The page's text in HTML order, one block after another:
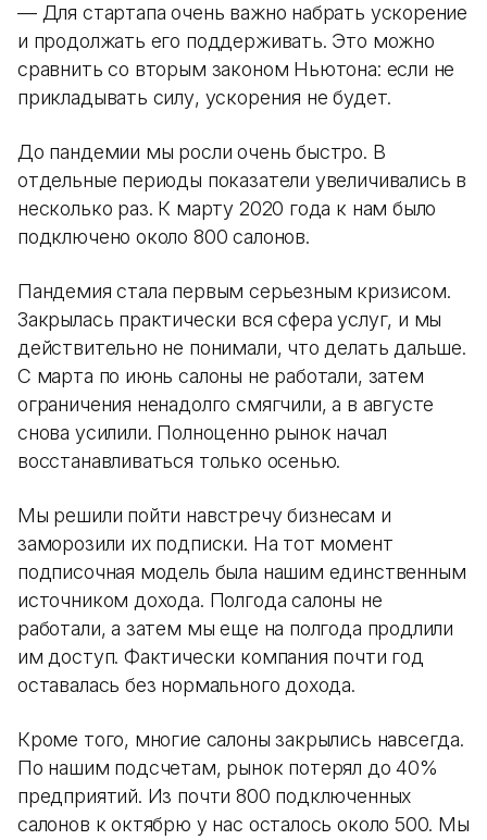
— Для стартапа очень важно набрать ускорение
и продолжать его поддерживать. Это можно
сравнить со вторым законом Ньютона: если не
прикладывать силу, ускорения не будет.
До пандемии мы росли очень быстро. В
отдельные периоды показатели увеличивались в
несколько раз. К марту 2020 года к нам было
подключено около 800 салонов.
Пандемия стала первым серьезным кризисом.
Закрылась практически вся сфера услуг, и мы
действительно не понимали, что делать дальше.
С марта по июнь салоны не работали, затем
ограничения ненадолго смягчили, а в августе
снова усилили. Полноценно рынок начал
восстанавливаться только осенью.
Мы решили пойти навстречу бизнесам и
заморозили их подписки. На тот момент
подписочная модель была нашим единственным
источником дохода. Полгода салоны не
работали, а затем мы еще на полгода продлили
им доступ. Фактически компания почти год
оставалась без нормального дохода.
Кроме того, многие салоны закрылись навсегда.
По нашим подсчетам, рынок потерял до 40%
предприятий. Из почти 800 подключенных
салонов к октябрю у нас осталось около 500. Мы